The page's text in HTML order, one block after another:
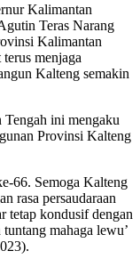
Kalimantan
Teras Narang
Kalimantan
menjaga
Kalteng semakin
ini mengaku
Provinsi Kalteng
66. Semoga Kalteng
rasa persaudaraan
tetap kondusif dengan
mahaga lewu’